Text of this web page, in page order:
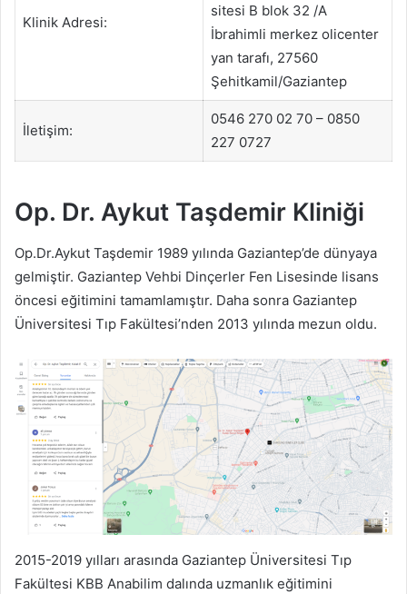
Klinik Adresi:
sitesi B blok 32 /A
İbrahimli merkez olicenter
yan tarafı, 27560
Şehitkamil/Gaziantep
İletişim:
0546 270 02 70 – ‎0850
227 0727
Op. Dr. Aykut Taşdemir Kliniği
Op.Dr.Aykut Taşdemir 1989 yılında Gaziantep’de dünyaya
gelmiştir. Gaziantep Vehbi Dinçerler Fen Lisesinde lisans
öncesi eğitimini tamamlamıştır. Daha sonra Gaziantep
Üniversitesi Tıp Fakültesi’nden 2013 yılında mezun oldu.
2015-2019 yılları arasında Gaziantep Üniversitesi Tıp
Fakültesi KBB Anabilim dalında uzmanlık eğitimini